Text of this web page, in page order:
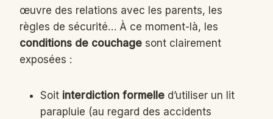
œuvre des relations avec les parents, les
règles de sécurité… À ce moment-là, les
conditions de couchage sont clairement
exposées :
Soit interdiction formelle d’utiliser un lit
parapluie (au regard des accidents